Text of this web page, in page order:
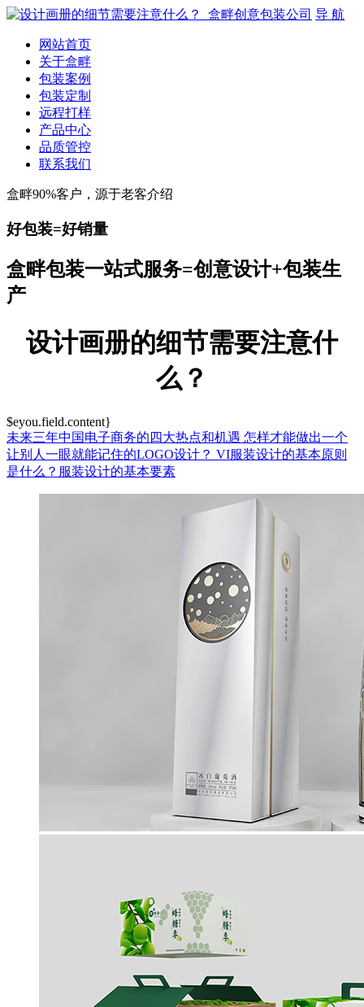
导 航
网站首页
关于盒畔
包装案例
包装定制
远程打样
产品中心
品质管控
联系我们
盒畔90%客户，源于老客介绍
好包装=好销量
盒畔包装一站式服务=创意设计+包装生
产
设计画册的细节需要注意什
么？
$eyou.field.content}
未来三年中国电子商务的四大热点和机遇 怎样才能做出一个
让别人一眼就能记住的LOGO设计？ VI服装设计的基本原则
是什么？服装设计的基本要素